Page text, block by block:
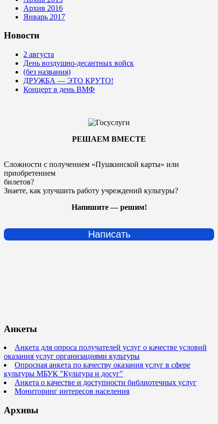
Архив 2016
Январь 2017
Новости
2 августа
День воздушно-десантных войск
(без названия)
ДРУЖБА — ЭТО КРУТО!
Концерт в день ВМФ
РЕШАЕМ ВМЕСТЕ
Сложности с получением «Пушкинской карты» или
приобретением
билетов?
Знаете, как улучшить работу учреждений культуры?
Напишите — решим!
Написать
Анкеты
Анкета для опроса получателей услуг о качестве условий
оказания услуг организациями культуры
Опросная анкета по качеству оказания услуг в сфере
культуры МБУК "Культура и досуг"
Анкета о качестве и доступности библиотечных услуг
Мониторинг интересов населения
Архивы